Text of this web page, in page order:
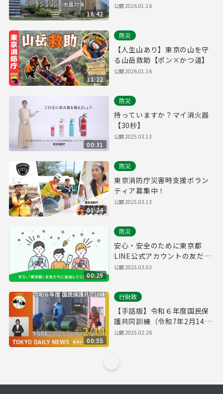
16:42
公開2026.01.16
11:22
防災
【人生山あり】東京の山を守
る山岳救助【ポン×かつ道】
公開2026.01.16
00:31
防災
持っていますか？マイ消火器
【30秒】
公開2025.03.13
01:24
防災
東京消防庁災害時支援ボラン
ティア募集中！
公開2025.03.13
00:29
防災
安心・安全のために東京都
LINE公式アカウントの友だち
追加をお願いします！
公開2025.03.03
00:55
行財政
【手話版】令和６年度国民保
護共同訓練（令和7年2月14日
東京デイリーニュース
公開2025.02.26